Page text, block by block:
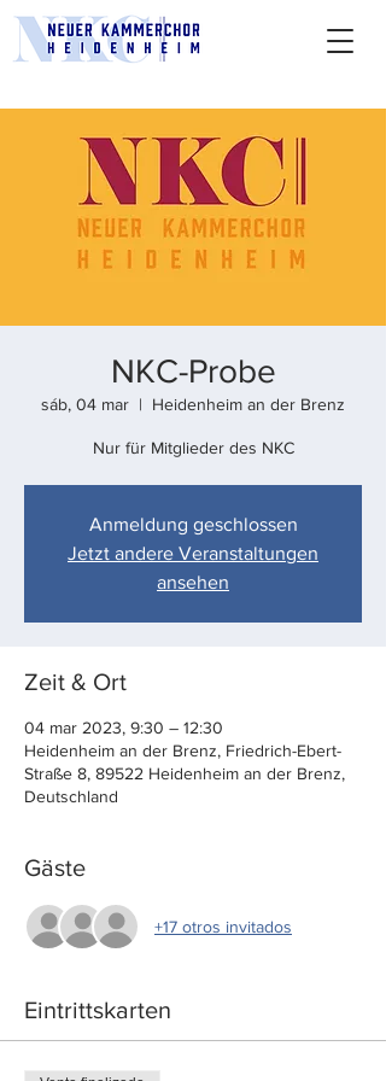
NKC-Probe
sáb, 04 mar
  |
Heidenheim an der Brenz
Nur für Mitglieder des NKC
Anmeldung geschlossen
Jetzt andere Veranstaltungen
ansehen
Zeit & Ort
04 mar 2023, 9:30 – 12:30
Heidenheim an der Brenz, Friedrich-Ebert-
Straße 8, 89522 Heidenheim an der Brenz,
Deutschland
Gäste
+17 otros invitados
Eintrittskarten